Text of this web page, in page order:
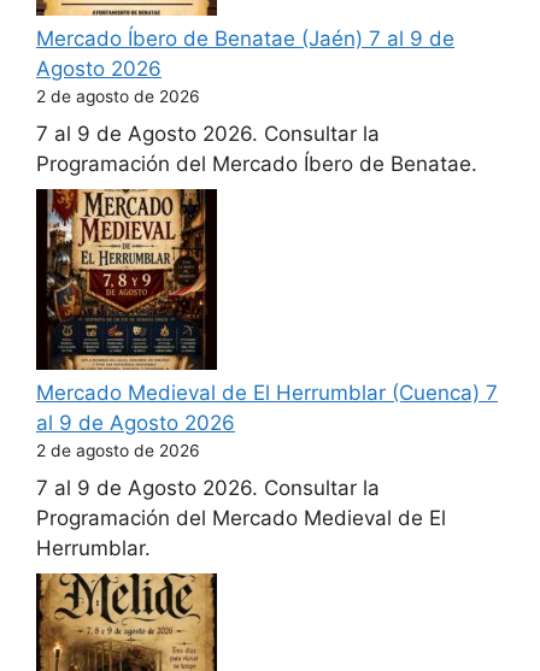
Mercado Íbero de Benatae (Jaén) 7 al 9 de
Agosto 2026
2 de agosto de 2026
7 al 9 de Agosto 2026. Consultar la
Programación del Mercado Íbero de Benatae.
Mercado Medieval de El Herrumblar (Cuenca) 7
al 9 de Agosto 2026
2 de agosto de 2026
7 al 9 de Agosto 2026. Consultar la
Programación del Mercado Medieval de El
Herrumblar.